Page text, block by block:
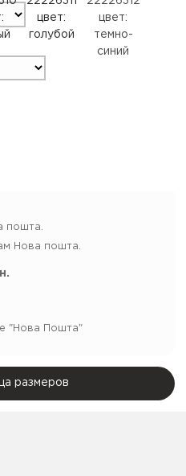
пошта.
Нова пошта.
"Нова Пошта"
размеров